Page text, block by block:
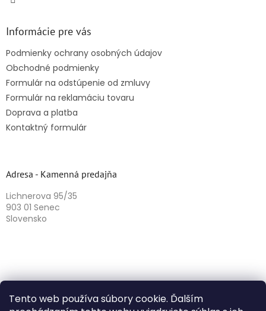
Tento web používa súbory cookie. Ďalším
Informácie pre vás
Podmienky ochrany osobných údajov
Obchodné podmienky
Formulár na odstúpenie od zmluvy
Formulár na reklamáciu tovaru
Doprava a platba
Kontaktný formulár
Adresa - Kamenná predajňa
Lichnerova 95/35
903 01 Senec
Slovensko